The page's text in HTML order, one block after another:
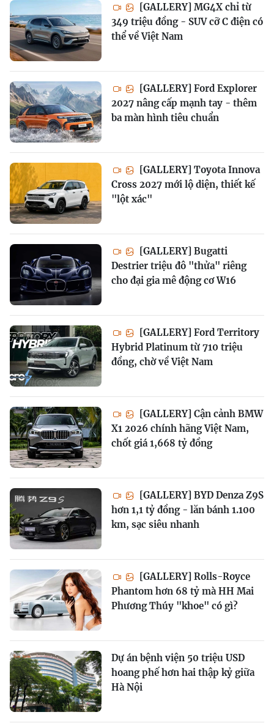
[GALLERY] MG4X chỉ từ
349 triệu đồng - SUV cỡ C điện có
thể về Việt Nam
[GALLERY] Ford Explorer
2027 nâng cấp mạnh tay - thêm
ba màn hình tiêu chuẩn
[GALLERY] Toyota Innova
Cross 2027 mới lộ diện, thiết kế
"lột xác"
[GALLERY] Bugatti
Destrier triệu đô "thửa" riêng
cho đại gia mê động cơ W16
[GALLERY] Ford Territory
Hybrid Platinum từ 710 triệu
đồng, chờ về Việt Nam
[GALLERY] Cận cảnh BMW
X1 2026 chính hãng Việt Nam,
chốt giá 1,668 tỷ đồng
[GALLERY] BYD Denza Z9S
hơn 1,1 tỷ đồng - lăn bánh 1.100
km, sạc siêu nhanh
[GALLERY] Rolls-Royce
Phantom hơn 68 tỷ mà HH Mai
Phương Thúy "khoe" có gì?
Dự án bệnh viện 50 triệu USD
hoang phế hơn hai thập kỷ giữa
Hà Nội